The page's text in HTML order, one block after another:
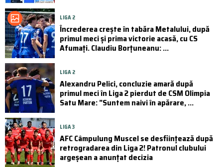
LIGA 2
Încrederea crește în tabăra Metalului, după
primul meci și prima victorie acasă, cu CS
Afumați. Claudiu Borțuneanu: ...
LIGA 2
Alexandru Pelici, concluzie amară după
primul meci în Liga 2 pierdut de CSM Olimpia
Satu Mare: ”Suntem naivi în apărare, ...
LIGA 3
AFC Câmpulung Muscel se desființează după
retrogradarea din Liga 2! Patronul clubului
argeșean a anunțat decizia